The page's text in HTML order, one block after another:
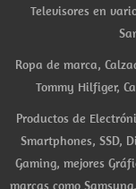
Televisores en
Ropa de marca,
Tommy Hilfiger,
Productos de
Smartphones, SSD,
Gaming, mejores
marcas como